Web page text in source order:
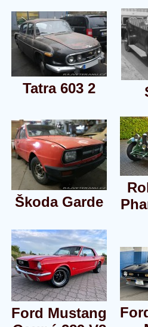
Tatra 603 2
Škoda Garde
Ford Mustang